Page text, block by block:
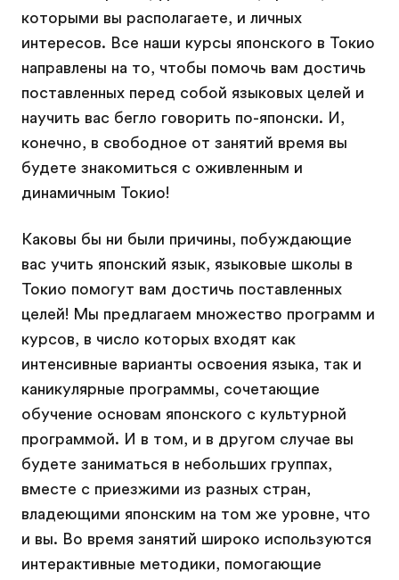
которыми вы располагаете, и личных
интересов. Все наши курсы японского в Токио
направлены на то, чтобы помочь вам достичь
поставленных перед собой языковых целей и
научить вас бегло говорить по-японски. И,
конечно, в свободное от занятий время вы
будете знакомиться с оживленным и
динамичным Токио!
Каковы бы ни были причины, побуждающие
вас учить японский язык, языковые школы в
Токио помогут вам достичь поставленных
целей! Мы предлагаем множество программ и
курсов, в число которых входят как
интенсивные варианты освоения языка, так и
каникулярные программы, сочетающие
обучение основам японского с культурной
программой. И в том, и в другом случае вы
будете заниматься в небольших группах,
вместе с приезжими из разных стран,
владеющими японским на том же уровне, что
и вы. Во время занятий широко используются
интерактивные методики, помогающие